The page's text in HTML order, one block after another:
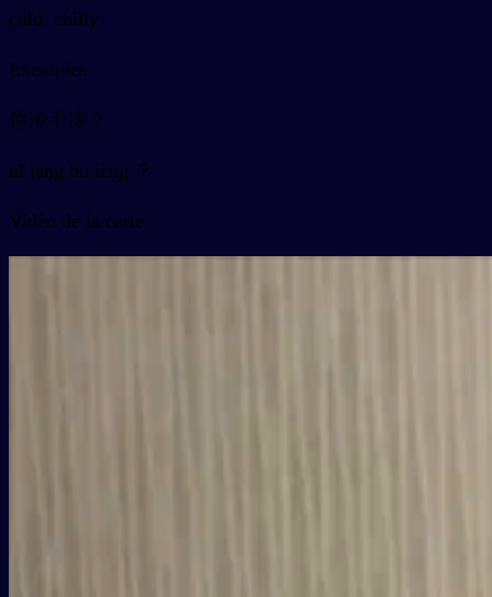
cold, chilly
Exemples
你冷不冷？
nǐ lěng bu lěng ？
Vidéo de la carte